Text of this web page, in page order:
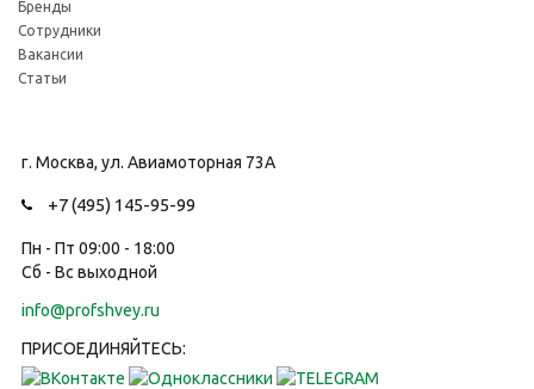
г. Москва, ул. Авиамоторная 73А
+7 (495) 145-95-99
Пн - Пт 09:00 - 18:00
Сб - Вс выходной
info@profshvey.ru
ПРИСОЕДИНЯЙТЕСЬ:
Бренды
Сотрудники
Вакансии
Статьи